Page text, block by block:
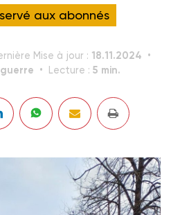
aux abonnés
Mise à jour : 18.11.2024
Lecture : 5 min.